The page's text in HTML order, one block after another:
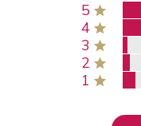
5
4
3
2
1